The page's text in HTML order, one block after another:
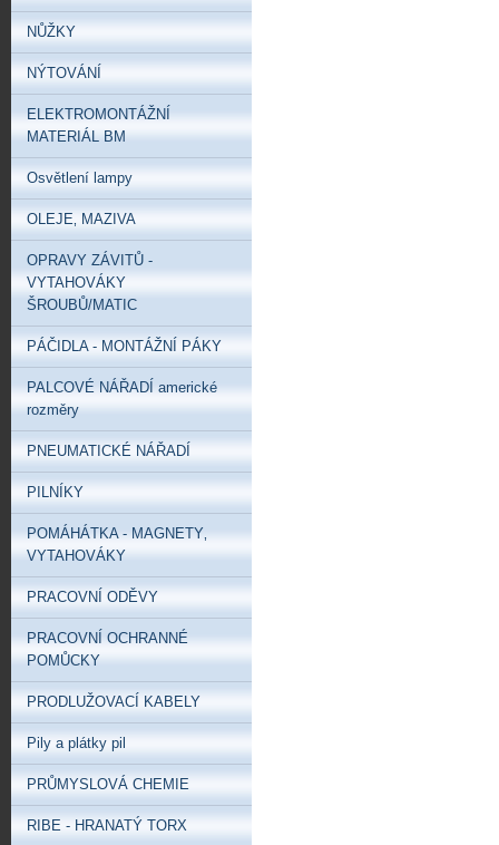
NŮŽKY
NÝTOVÁNÍ
ELEKTROMONTÁŽNÍ
MATERIÁL BM
Osvětlení lampy
OLEJE‚ MAZIVA
OPRAVY ZÁVITŮ -
VYTAHOVÁKY
ŠROUBŮ/MATIC
PÁČIDLA - MONTÁŽNÍ PÁKY
PALCOVÉ NÁŘADÍ americké
rozměry
PNEUMATICKÉ NÁŘADÍ
PILNÍKY
POMÁHÁTKA - MAGNETY‚
VYTAHOVÁKY
PRACOVNÍ ODĚVY
PRACOVNÍ OCHRANNÉ
POMŮCKY
PRODLUŽOVACÍ KABELY
Pily a plátky pil
PRŮMYSLOVÁ CHEMIE
RIBE - HRANATÝ TORX